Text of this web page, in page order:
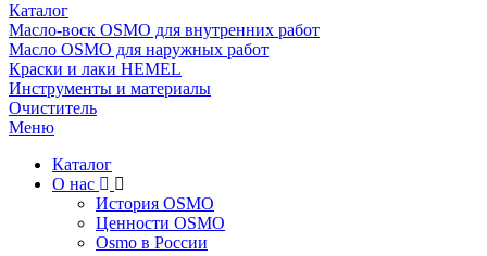
Каталог
Масло-воск OSMO для внутренних работ
Масло OSMO для наружных работ
Краски и лаки HEMEL
Инструменты и материалы
Очиститель
Меню
Каталог
О нас
История OSMO
Ценности OSMO
Osmo в России